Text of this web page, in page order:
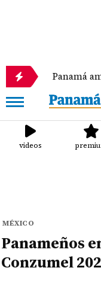
Panamá amplía
videos
MÉXICO
Panameños
Conzumel